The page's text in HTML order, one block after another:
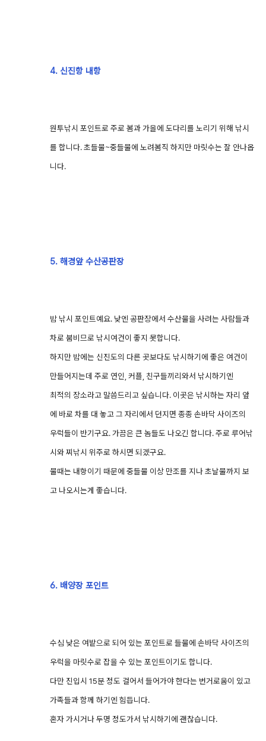
4. 신진항 내항
원투낚시 포인트로 주로 봄과 가을에 도다리를 노리기 위해 낚시
를 합니다. 초들물~중들물에 노려봄직 하지만 마릿수는 잘 안나옵
니다.
5. 해경앞 수산공판장
밤 낚시 포인트예요. 낮엔 공판장에서 수산물을 사려는 사람들과
차로 붐비므로 낚시여건이 좋지 못합니다.
하지만 밤에는 신진도의 다른 곳보다도 낚시하기에 좋은 여건이
만들어지는데 주로 연인, 커플, 친구들끼리와서 낚시하기엔
최적의 장소라고 말씀드리고 싶습니다. 이곳은 낚시하는 자리 앞
에 바로 차를 대 놓고 그 자리에서 던지면 종종 손바닥 사이즈의
우럭들이 반기구요. 가끔은 큰 놈들도 나오긴 합니다. 주로 루어낚
시와 찌낚시 위주로 하시면 되겠구요.
물때는 내항이기 때문에 중들물 이상 만조를 지나 초날물까지 보
고 나오시는게 좋습니다.
6. 배양장 포인트
수심 낮은 여밭으로 되어 있는 포인트로 들물에 손바닥 사이즈의
우럭을 마릿수로 잡을 수 있는 포인트이기도 합니다.
다만 진입시 15분 정도 걸어서 들어가야 한다는 번거로움이 있고
가족들과 함께 하기엔 힘듭니다.
혼자 가시거나 두명 정도가서 낚시하기에 괜찮습니다.